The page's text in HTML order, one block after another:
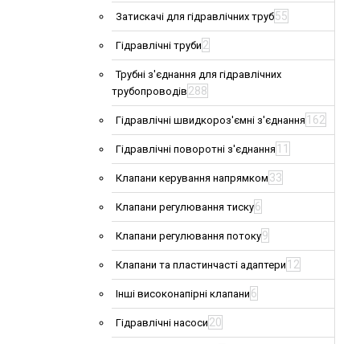
Затискачі для гідравлічних труб55
Гідравлічні труби 2
Трубні з'єднання для гідравлічних
трубопроводів 288
Гідравлічні швидкороз'ємні з'єднання 162
Гідравлічні поворотні з'єднання 11
Клапани керування напрямком 33
Клапани регулювання тиску6
Клапани регулювання потоку9
Клапани та пластинчасті адаптери 12
Інші високонапірні клапани 6
Гідравлічні насоси 20